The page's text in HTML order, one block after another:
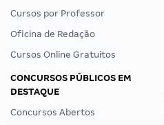
Cursos por Professor
Oficina de Redação
Cursos Online Gratuitos
CONCURSOS PÚBLICOS EM
DESTAQUE
Concursos Abertos